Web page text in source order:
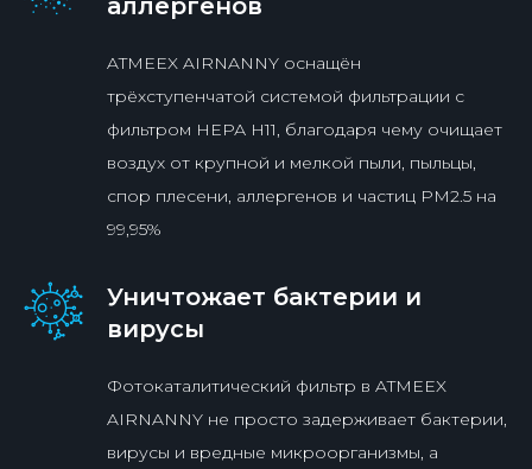
аллергенов
ATMEEX AIRNANNY оснащён
трёхступенчатой системой фильтрации с
фильтром НЕРА Н11, благодаря чему очищает
воздух от крупной и мелкой пыли, пыльцы,
спор плесени, аллергенов и частиц PM2.5 на
99,95%
Уничтожает бактерии и
вирусы
Фотокаталитический фильтр в ATMEEX
AIRNANNY не просто задерживает бактерии,
вирусы и вредные микроорганизмы, а